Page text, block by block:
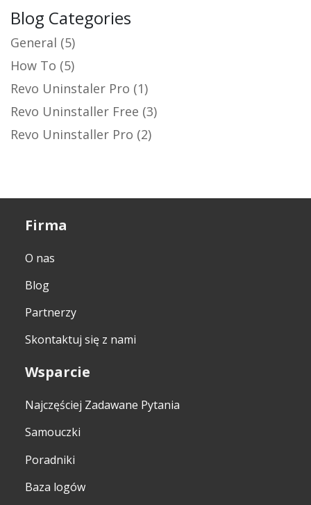
Blog Categories
General (5)
How To (5)
Revo Uninstaler Pro (1)
Revo Uninstaller Free (3)
Revo Uninstaller Pro (2)
Firma
O nas
Blog
Partnerzy
Skontaktuj się z nami
Wsparcie
Najczęściej Zadawane Pytania
Samouczki
Poradniki
Baza logów